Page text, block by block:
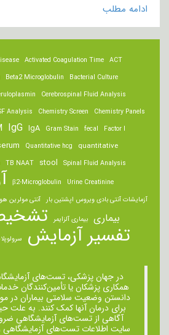
ادامه مطلب
ACT
Activated Coagulation Time
Bacterial Culture
Beta2 Microglobulin
Cerebrospinal Fluid Analysis
Chemistry Panels
Chemistry Screen
Analysis
Factor I
fecal
Gram Stain
IgA
IgG
quantitative
Quantitative hcg
Spinal Fluid Analysis
stool
TB NAAT
Urine Creatinine
β2-Microglobulin
آزمایشات آنتی بادی ویروس اپشتین بار آنتی مولرین
بیماری بیماری آلزایمر
تفسیر آزمایش
در جهان پزشکی، تست‌های
همکاری پزشکان یا تأمین‌کنندگان
دانستن وضعیت سلامتی بیماران در
برای درمان ‌آنها کمک کنند. به علت
آگاهی از تست‌های آزمایشگاهی
سایت اطلاعات تست‌های آزمایشگاهی